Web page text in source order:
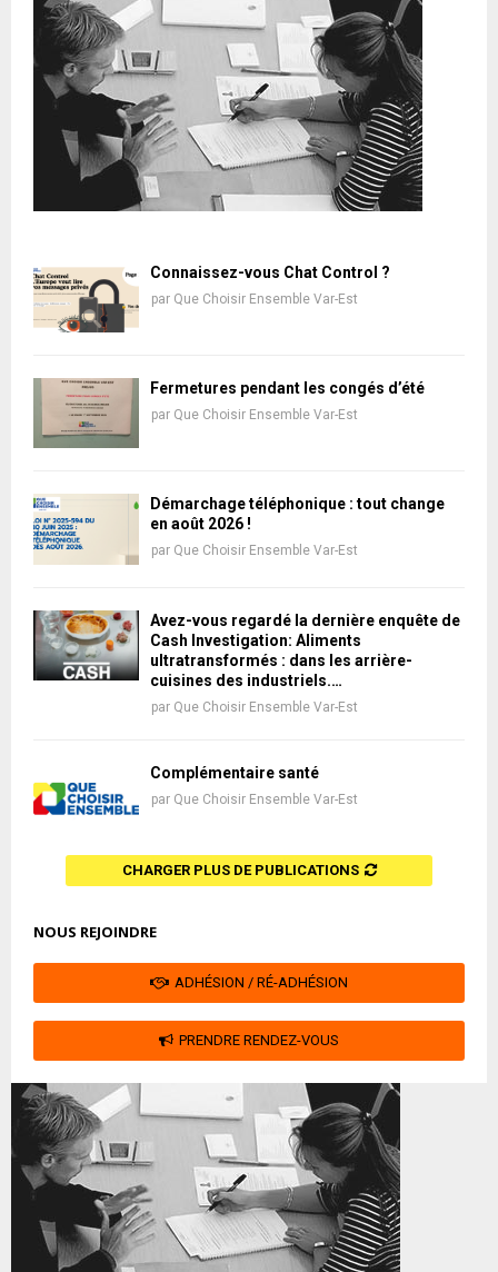
Connaissez-vous Chat Control ?
par Que Choisir Ensemble Var-Est
Fermetures pendant les congés d’été
par Que Choisir Ensemble Var-Est
Démarchage téléphonique : tout change
en août 2026 !
par Que Choisir Ensemble Var-Est
Avez-vous regardé la dernière enquête de
Cash Investigation: Aliments
ultratransformés : dans les arrière-
cuisines des industriels.…
par Que Choisir Ensemble Var-Est
Complémentaire santé
par Que Choisir Ensemble Var-Est
CHARGER PLUS DE PUBLICATIONS
NOUS REJOINDRE
ADHÉSION / RÉ-ADHÉSION
PRENDRE RENDEZ-VOUS